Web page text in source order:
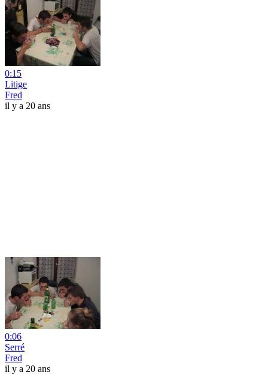
0:15
Litige
Fred
il y a 20 ans
0:06
Serré
Fred
il y a 20 ans